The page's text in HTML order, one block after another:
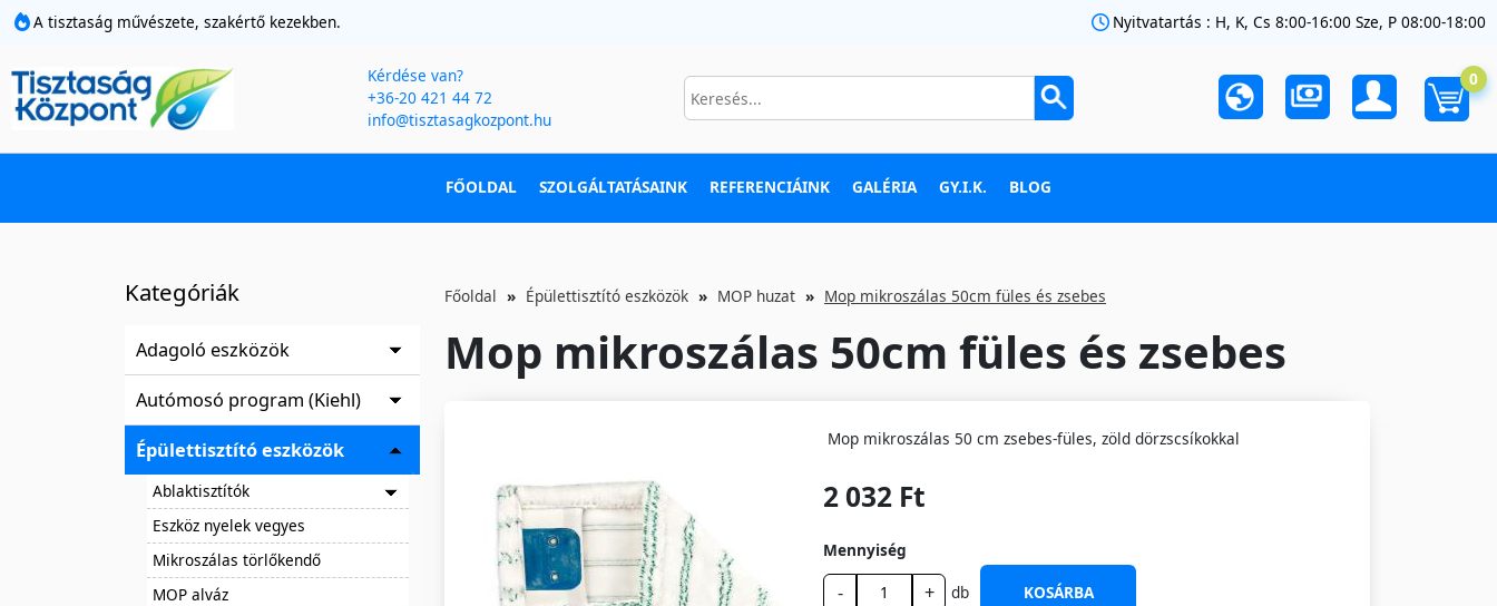
A tisztaság művészete, szakértő kezekben. Nyitvatartás : H, K, Cs 8:00-16:00 Sze, P 08:00-18:00
Kérdése van?
+36-20 421 44 72
info@tisztasagkozpont.hu
0
FŐOLDAL SZOLGÁLTATÁSAINK REFERENCIÁINK GALÉRIA GY.I.K. BLOG
Kategóriák
Adagoló eszközök
Autómosó program (Kiehl)
Épülettisztító eszközök
Ablaktisztítók
Eszköz nyelek vegyes
Mikroszálas törlőkendő
MOP alváz
Főoldal Épülettisztító eszközök MOP huzat Mop mikroszálas 50cm füles és zsebes
Mop mikroszálas 50cm füles és zsebes
Mop mikroszálas 50 cm zsebes-füles, zöld dörzscsíkokkal
2 032 Ft
Mennyiség
- + db KOSÁRBA